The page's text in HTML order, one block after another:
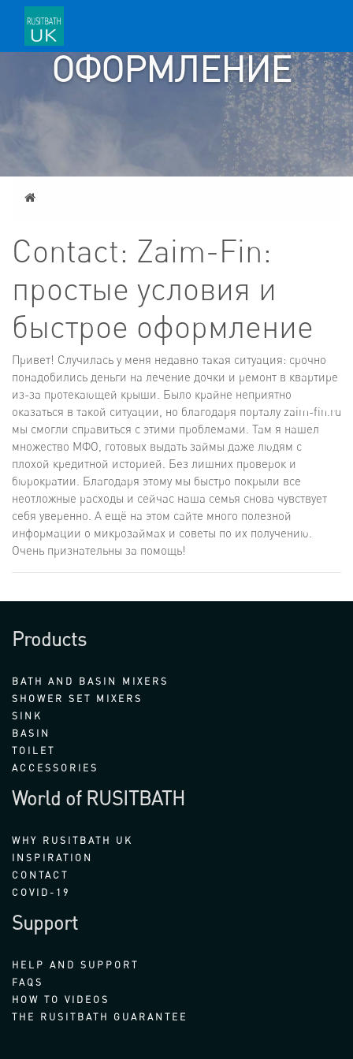
БЫСТРОЕ
ОФОРМЛЕНИЕ
Home
Contact: Zaim-Fin:
простые условия и
быстрое оформление
Привет! Случилась у меня недавно такая ситуация: срочно
понадобились деньги на лечение дочки и ремонт в квартире
из-за протекающей крыши. Было крайне неприятно
оказаться в такой ситуации, но благодаря порталу zaim-fin.ru
мы смогли справиться с этими проблемами. Там я нашел
множество МФО, готовых выдать займы даже людям с
плохой кредитной историей. Без лишних проверок и
бюрократии. Благодаря этому мы быстро покрыли все
неотложные расходы и сейчас наша семья снова чувствует
себя уверенно. А ещё на этом сайте много полезной
информации о микрозаймах и советы по их получению.
Очень признательны за помощь!
Products
BATH AND BASIN MIXERS
SHOWER SET MIXERS
SINK
BASIN
TOILET
ACCESSORIES
World of RUSITBATH
WHY RUSITBATH UK
INSPIRATION
CONTACT
COVID-19
Support
HELP AND SUPPORT
FAQS
HOW TO VIDEOS
THE RUSITBATH GUARANTEE